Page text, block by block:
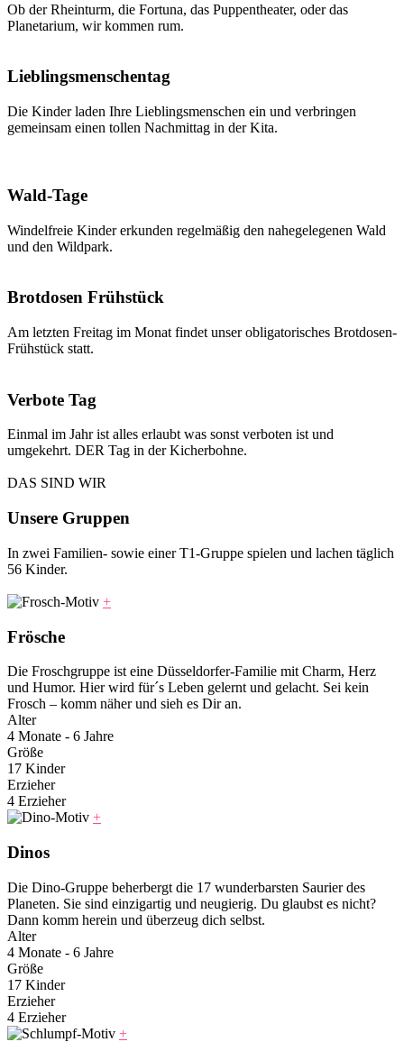
Ob der Rheinturm, die Fortuna, das Puppentheater, oder das
Planetarium, wir kommen rum.
Lieblingsmenschentag
Die Kinder laden Ihre Lieblingsmenschen ein und verbringen
gemeinsam einen tollen Nachmittag in der Kita.
Wald-Tage
Windelfreie Kinder erkunden regelmäßig den nahegelegenen Wald
und den Wildpark.
Brotdosen Frühstück
Am letzten Freitag im Monat findet unser obligatorisches Brotdosen-
Frühstück statt.
Verbote Tag
Einmal im Jahr ist alles erlaubt was sonst verboten ist und
umgekehrt. DER Tag in der Kicherbohne.
DAS SIND WIR
Unsere Gruppen
In zwei Familien- sowie einer T1-Gruppe spielen und lachen täglich
56 Kinder.
+
Frösche
Die Froschgruppe ist eine Düsseldorfer-Familie mit Charm, Herz
und Humor. Hier wird für´s Leben gelernt und gelacht. Sei kein
Frosch – komm näher und sieh es Dir an.
Alter
4 Monate - 6 Jahre
Größe
17 Kinder
Erzieher
4 Erzieher
+
Dinos
Die Dino-Gruppe beherbergt die 17 wunderbarsten Saurier des
Planeten. Sie sind einzigartig und neugierig. Du glaubst es nicht?
Dann komm herein und überzeug dich selbst.
Alter
4 Monate - 6 Jahre
Größe
17 Kinder
Erzieher
4 Erzieher
+